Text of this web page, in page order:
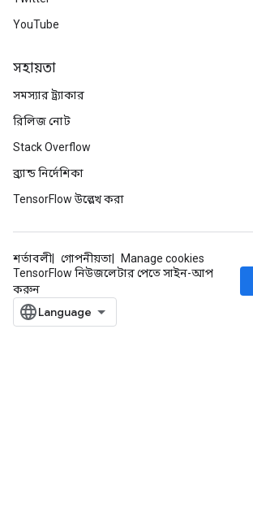
YouTube
সহায়তা
সমস্যার ট্র্যাকার
রিলিজ নোট
Stack Overflow
ব্র্যান্ড নির্দেশিকা
TensorFlow উল্লেখ করা
শর্তাবলী গোপনীয়তা
Manage cookies
TensorFlow নিউজলেটার পেতে সাইন-আপ
করুন